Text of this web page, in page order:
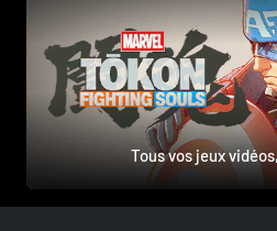
Tous vos jeux